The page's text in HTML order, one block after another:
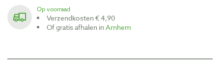
Op voorraad
Verzendkosten € 4,90
Of gratis afhalen inArnhem